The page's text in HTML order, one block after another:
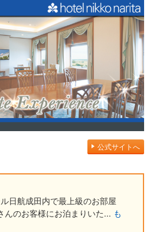
公式サイトへ
日航成田内で最上級のお部屋
んのお客様にお泊まりいた... も